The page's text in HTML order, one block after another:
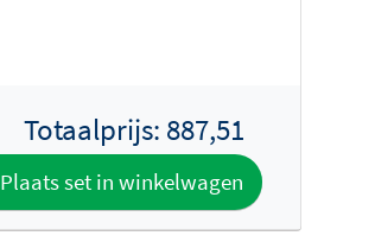
Totaalprijs: 887,51
Plaats set in winkelwagen